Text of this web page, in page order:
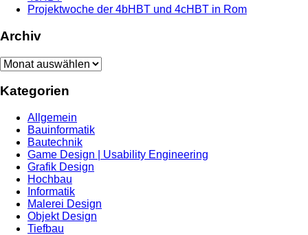
Projektwoche der 4bHBT und 4cHBT in Rom
Archiv
Archiv
Kategorien
Allgemein
Bauinformatik
Bautechnik
Game Design | Usability Engineering
Grafik Design
Hochbau
Informatik
Malerei Design
Objekt Design
Tiefbau